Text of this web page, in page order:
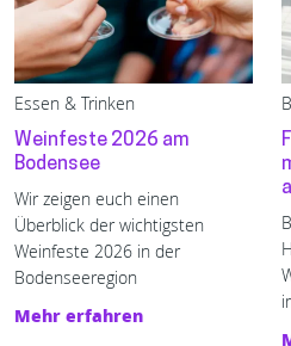
Essen & Trinken
Weinfeste 2026 am
Bodensee
Wir zeigen euch einen
Überblick der wichtigsten
Weinfeste 2026 in der
Bodenseeregion
Mehr erfahren